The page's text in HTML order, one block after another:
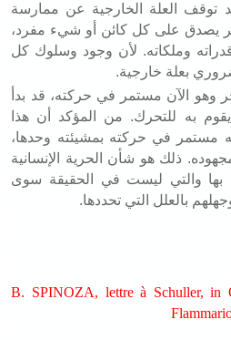
العلة الخارجية عن ممارسة
يصدق على كل كائن أو شيء مفرد،
وملكاته. لأن وجود وسلوك كل
بعلة خارجية.
وهو الآن مستمر في حركته، قد بدأ
به للتحرك. من المؤكد أن هذا
مستمر في حركته بمشيئته وحدها،
ذلك هو شأن الحرية الإنسانية
بها والتي ليست في الحقيقة سوى
بالعلل التي تحددها.
B. SPINOZA, lettre à Schuller, in